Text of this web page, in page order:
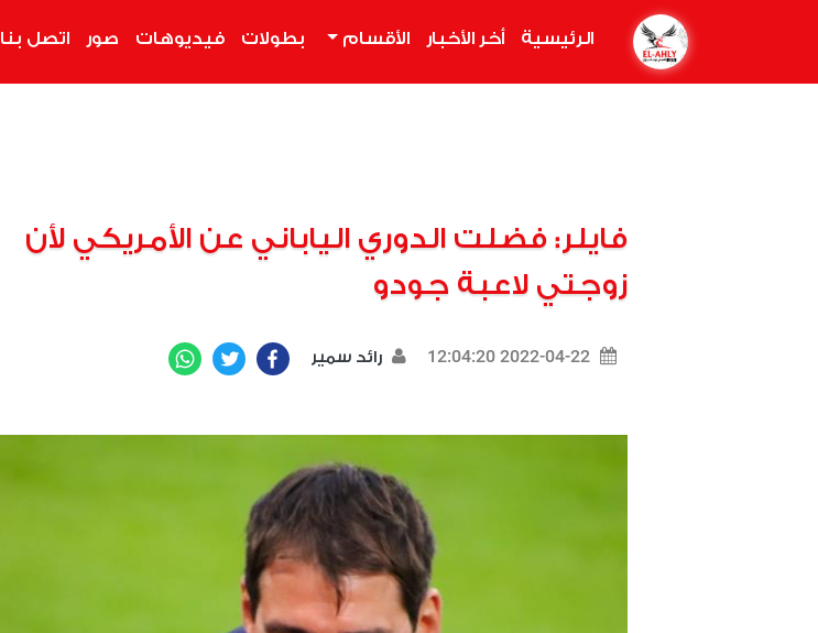
الرئيسية أخر الأخبار الأقسام بطولات فيديوهات صور اتصل بنا
فايلر: فضلت الدوري الياباني عن الأمريكي لأن
زوجتي لاعبة جودو
2022-04-22 12:04:20 رائد سمير Facebook
Twitter